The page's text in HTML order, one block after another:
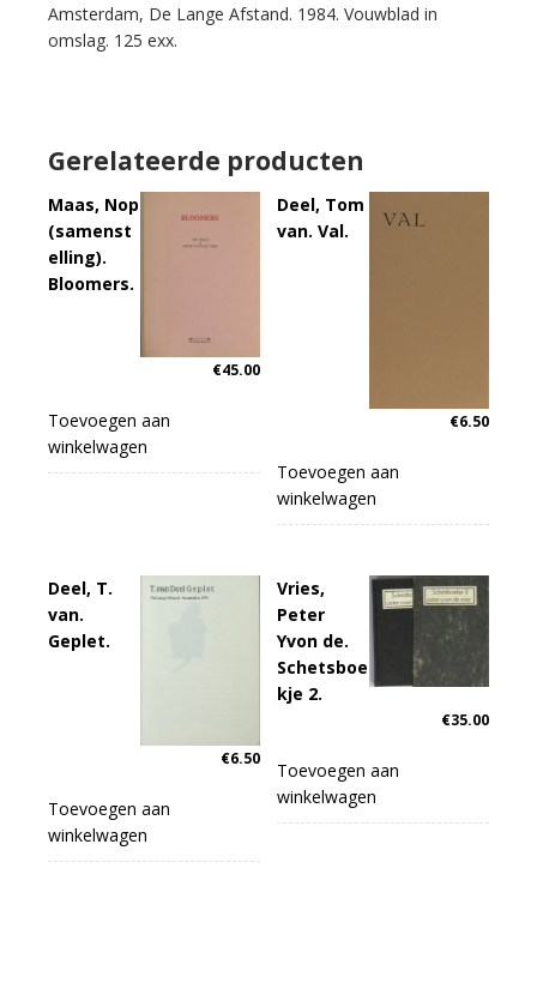
van
de
Amsterdam, De Lange Afstand. 1984. Vouwblad in
omslag. 125 exx.
Gerelateerde producten
Maas, Nop
(samenst
elling).
Bloomers.
€45.00
Toevoegen aan
winkelwagen
Deel, Tom
van. Val.
€6.50
Toevoegen aan
winkelwagen
Deel, T.
van.
Geplet.
€6.50
Toevoegen aan
winkelwagen
Vries,
Peter
Yvon de.
Schetsboe
kje 2.
€35.00
Toevoegen aan
winkelwagen